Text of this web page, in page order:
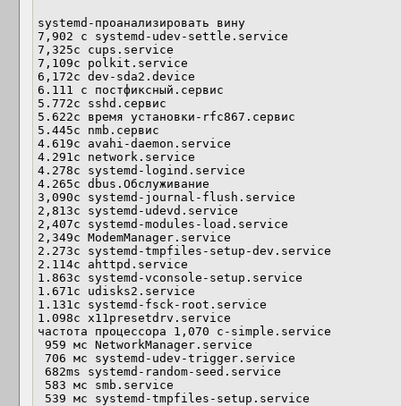
systemd-проанализировать вину
7,902 с systemd-udev-settle.service
7,325с cups.service
7,109с polkit.service
6,172с dev-sda2.device
6.111 с постфиксный.сервис
5.772с sshd.сервис
5.622с время установки-rfc867.сервис
5.445с nmb.сервис
4.619с avahi-daemon.service
4.291с network.service
4.278с systemd-logind.service
4.265с dbus.Обслуживание
3,090с systemd-journal-flush.service
2,813с systemd-udevd.service
2,407с systemd-modules-load.service
2,349с ModemManager.service
2.273с systemd-tmpfiles-setup-dev.service
2.114с ahttpd.service
1.863с systemd-vconsole-setup.service
1.671с udisks2.service
1.131с systemd-fsck-root.service
1.098с x11presetdrv.service
частота процессора 1,070 с-simple.service